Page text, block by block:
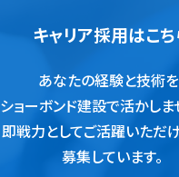
キャリア採用はこち
あなたの経験と技術を
ショーボンド建設で活かしま
即戦力としてご活躍いただ
募集しています。